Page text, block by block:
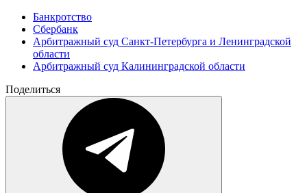
Банкротство
Сбербанк
Арбитражный суд Санкт-Петербурга и Ленинградской
области
Арбитражный суд Калининградской области
Поделиться